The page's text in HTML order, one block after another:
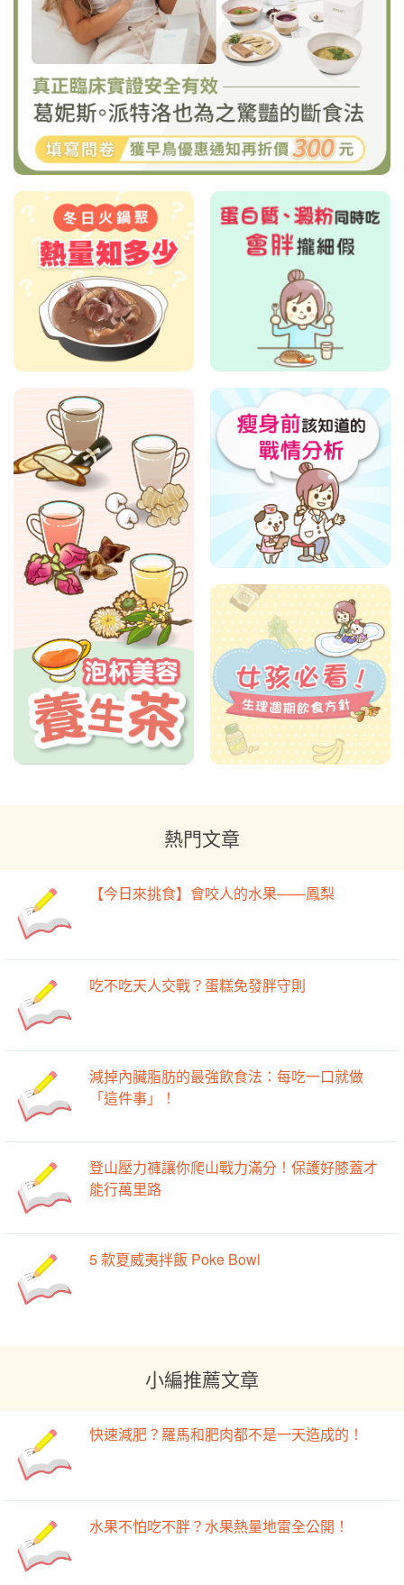
熱門文章
【今日來挑食】會咬人的水果——鳳梨
吃不吃天人交戰？蛋糕免發胖守則
減掉內臟脂肪的最強飲食法：每吃一口就做
「這件事」！
登山壓力褲讓你爬山戰力滿分！保護好膝蓋才
能行萬里路
5 款夏威夷拌飯 Poke Bowl
小編推薦文章
快速減肥？羅馬和肥肉都不是一天造成的！
水果不怕吃不胖？水果熱量地雷全公開！